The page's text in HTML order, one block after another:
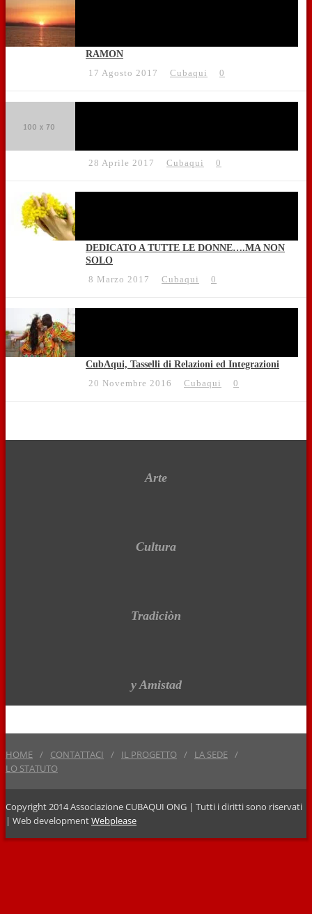
RAMON
17 Agosto 2017
Cubaqui 0
28 Aprile 2017 Cubaqui 0
DEDICATO A TUTTE LE DONNE….MA NON
SOLO
8 Marzo 2017
Cubaqui 0
CubAqui, Tasselli di Relazioni ed Integrazioni
20 Novembre 2016
Cubaqui 0
Arte
Cultura
Tradiciòn
y Amistad
HOME CONTATTACI IL PROGETTO
LA SEDE
LO STATUTO
Copyright 2014 Associazione CUBAQUI ONG | Tutti i diritti sono riservati
| Web developmentWebplease